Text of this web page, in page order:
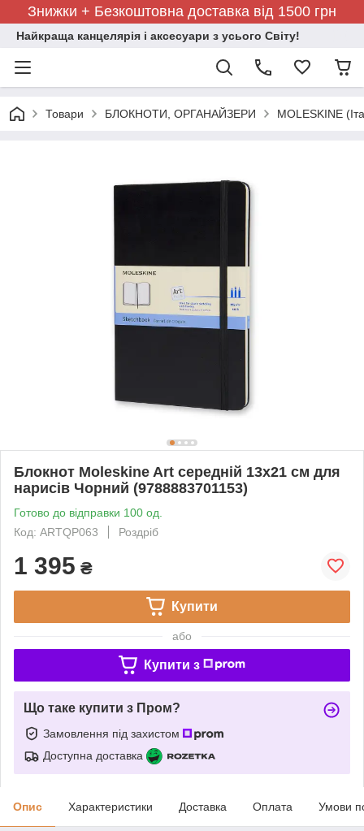
Знижки + Безкоштовна доставка від 1500 грн
Найкраща канцелярія і аксесуари з усього Світу!
Товари БЛОКНОТИ, ОРГАНАЙЗЕРИ MOLESKINE
Блокнот Moleskine Art середній 13х21 см для
нарисів Чорний (9788883701153)
Готово до відправки 100 од.
Код: ARTQP063
Роздріб
1 395 ₴
Купити
або
Купити з
Що таке купити з Пром?
Замовлення під захистом
Доступна доставка
Опис Характеристики Доставка Оплата Умови